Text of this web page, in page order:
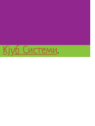
Кјуб Системи.